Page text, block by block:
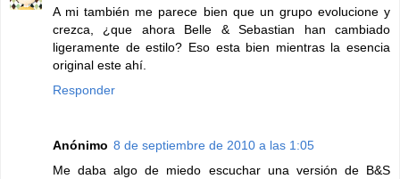
A mi también me parece bien que un grupo evolucione y
crezca, ¿que ahora Belle & Sebastian han cambiado
ligeramente de estilo? Eso esta bien mientras la esencia
original este ahí.
Responder
Anónimo 8 de septiembre de 2010 a las 1:05
Me daba algo de miedo escuchar una versión de B&S